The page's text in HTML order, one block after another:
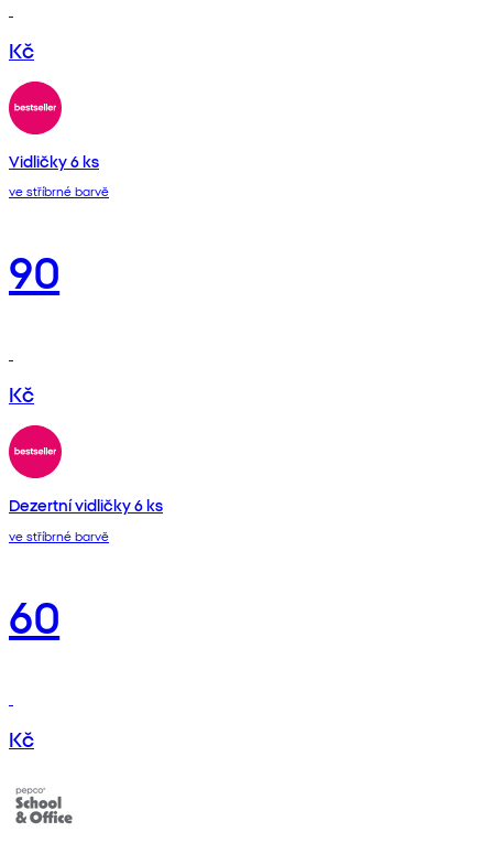
Kč
Vidličky 6 ks
ve stříbrné barvě
90
Kč
Dezertní vidličky 6 ks
ve stříbrné barvě
60
Kč